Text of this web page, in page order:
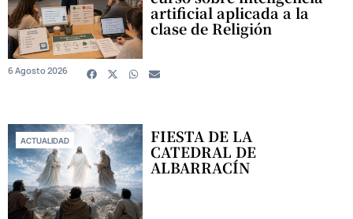
artificial aplicada a la
clase de Religión
6 Agosto 2026
ACTUALIDAD FIESTA DE LA
CATEDRAL DE
ALBARRACÍN